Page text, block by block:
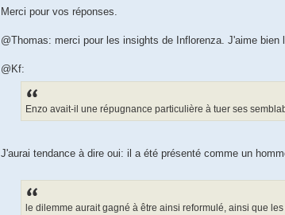
Merci pour vos réponses.
@Thomas: merci pour les insights de Inflorenza. J'aime
@Kf:
Enzo avait-il une répugnance particulière à tuer ses
J'aurai tendance à dire oui: il a été présenté comme un
le dilemme aurait gagné à être ainsi reformulé, ainsi que